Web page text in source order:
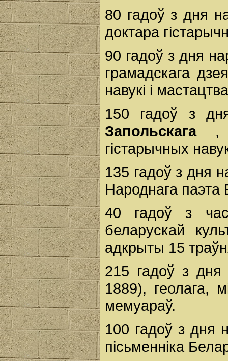
80 гадоў з дня
доктара
90 гадоў з дня
грамадскага
навукі і
150 гадоў з
Запольскага ,
гістарычных
135 гадоў з дня
Народнага паэта
40 гадоў з
беларускай
адкрыты 15
215 гадоў з
1889), геолага,
мемуараў.
100 гадоў з дня
пісьменніка